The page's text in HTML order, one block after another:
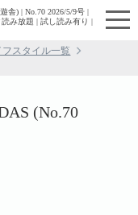
舎) | No.70 2026/5/9号 |
み放題 | 試し読み有り |
フスタイル一覧
(No.70